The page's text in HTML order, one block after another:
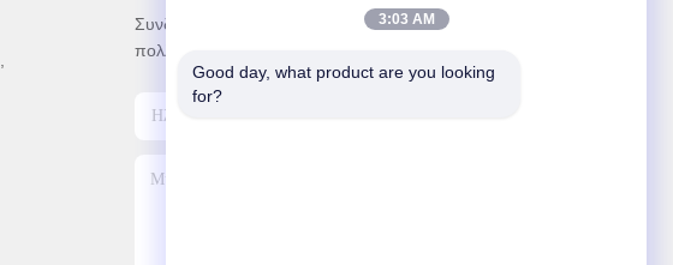
Συνδρομηθείτε στο ενημερωτικό μας δελτίο για εκπτώσεις και
πολλά άλλα.
3:03 AM
Good day, what product are you looking
for?